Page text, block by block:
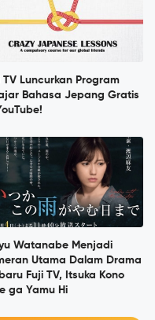
TV Luncurkan Program
Bahasa Jepang Gratis
Watanabe Menjadi
Utama Dalam Drama
Fuji TV, Itsuka Kono
ga Yamu Hi